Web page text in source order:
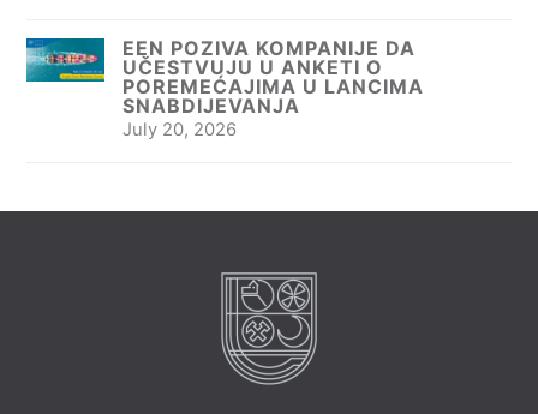
EEN POZIVA KOMPANIJE DA
UČESTVUJU U ANKETI O
POREMEĆAJIMA U LANCIMA
SNABDIJEVANJA
July 20, 2026